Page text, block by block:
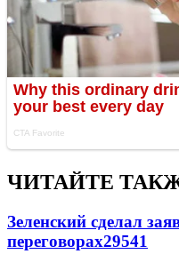
ЧИТАЙТЕ
Зеленский сделал
переговорах29541